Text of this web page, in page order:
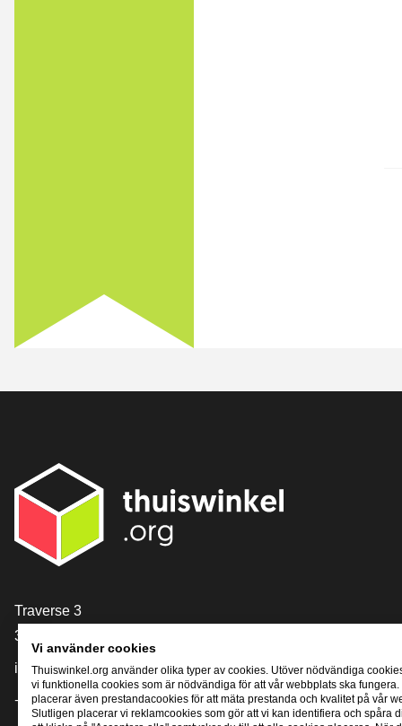
[_General:Contact]
Traverse 3
3905 NL Veenendaal
info@thuiswinkel.org
+31 (0)318 64 85 75
Vi använder cookies
Thuiswinkel.org använder olika typer av cookies. Utöver nödvändiga
vi funktionella cookies som är nödvändiga för att vår webbplats ska fungera.
placerar även prestandacookies för att mäta prestanda och kvalitet på vår
Slutligen placerar vi reklamcookies som gör att vi kan identifiera och spåra